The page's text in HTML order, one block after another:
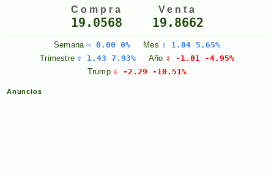
Compra
19.0568
Venta
19.8662
Semana ⇨ 0.00 0% Mes ⇧ 1.04 5.65%
Trimestre ⇧ 1.43 7.93% Año ⇩ -1.01 -4.95%
Trump ⇩ -2.29 -10.51%
Anuncios